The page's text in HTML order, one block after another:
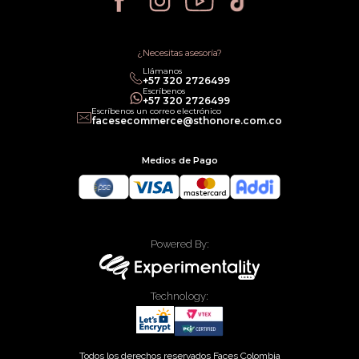
Política de Cancelación
Política legal de Gift Cards¿Necesitas asesoría?
Llámanos
‎+57 320 2726499
Escríbenos
‎+57 320 2726499
Escríbenos un correo electrónico
facesecommerce@sthonore.com.co
Medios de Pago
Powered By:
Technology:
Todos los derechos reservados Faces Colombia